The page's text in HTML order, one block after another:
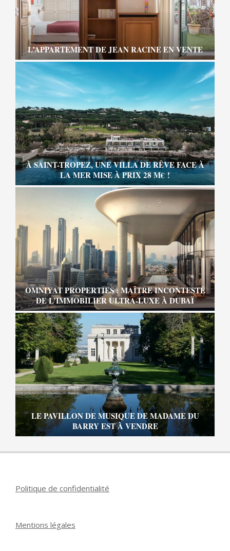
L’APPARTEMENT DE JEAN RACINE EN VENTE
À SAINT-TROPEZ, UNE VILLA DE RÊVE FACE À
LA MER MISE À PRIX 28 M€ !
OMNIYAT PROPERTIES : MAÎTRE INCONTESTÉ
DE L’IMMOBILIER ULTRA-LUXE À DUBAÏ
LE PAVILLON DE MUSIQUE DE MADAME DU
BARRY EST À VENDRE
Politique de confidentialité
Mentions légales